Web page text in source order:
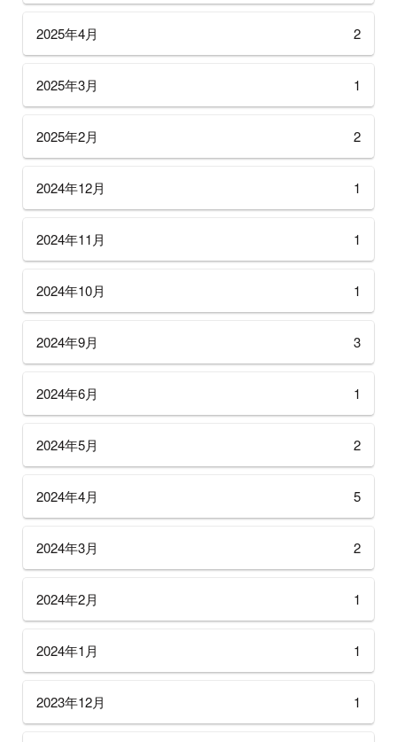
2025年4月 2
2025年3月 1
2025年2月 2
2024年12月 1
2024年11月 1
2024年10月 1
2024年9月 3
2024年6月 1
2024年5月 2
2024年4月 5
2024年3月 2
2024年2月 1
2024年1月 1
2023年12月 1